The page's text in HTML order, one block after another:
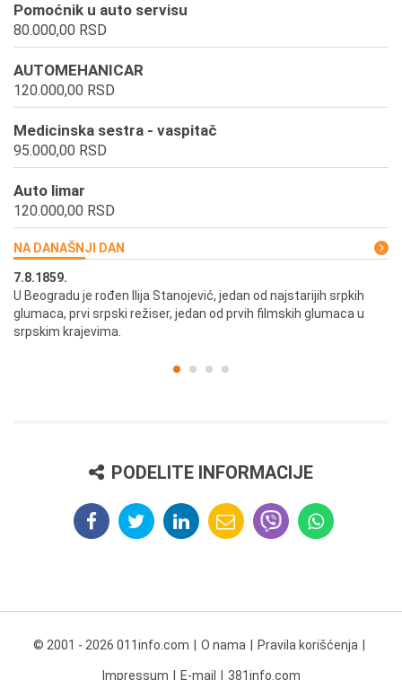
Pomoćnik u auto servisu
80.000,00 RSD
AUTOMEHANICAR
120.000,00 RSD
Medicinska sestra - vaspitač
95.000,00 RSD
Auto limar
120.000,00 RSD
NA DANAŠNJI DAN
7.8.1859.
U Beogradu je rođen Ilija Stanojević, jedan od najstarijih srpkih
glumaca, prvi srpski režiser, jedan od prvih filmskih glumaca u
srpskim krajevima.
PODELITE INFORMACIJE
© 2001 - 2026 011info.com O nama Pravila korišćenja
Impressum E-mail 381info.com